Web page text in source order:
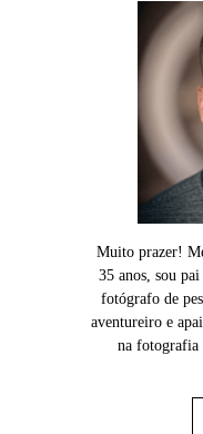
Muito prazer!
35 anos, sou
fotógrafo de
aventureiro e
na fotografia